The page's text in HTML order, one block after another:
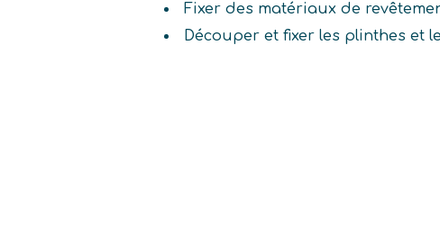
Fixer des matériaux de
Découper et fixer les plinthes et